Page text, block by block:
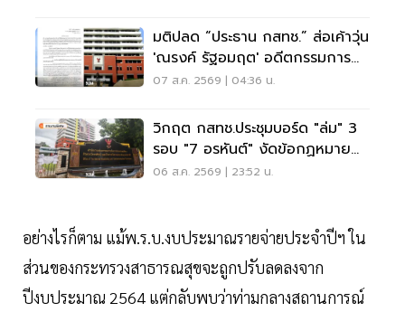
มติปลด “ประธาน กสทช.” ส่อเค้าวุ่น
'ณรงค์ รัฐอมฤต' อดีตกรรมการ
สรรหาโต้ข้อวินิจฉัย
07 ส.ค. 2569 | 04:36 น.
วิกฤต กสทช.ประชุมบอร์ด "ล่ม" 3
รอบ "7 อรหันต์" งัดข้อกฏหมาย
ไม่มีใครยอมใคร
06 ส.ค. 2569 | 23:52 น.
อย่างไรก็ตาม แม้พ.ร.บ.งบประมาณรายจ่ายประจำปีฯ ใน
ส่วนของกระทรวงสาธารณสุขจะถูกปรับลดลงจาก
ปีงบประมาณ 2564 แต่กลับพบว่าท่ามกลางสถานการณ์